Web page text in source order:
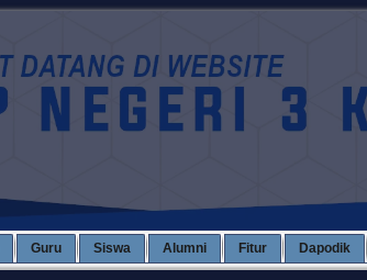
Guru Siswa Alumni Fitur Dapodik